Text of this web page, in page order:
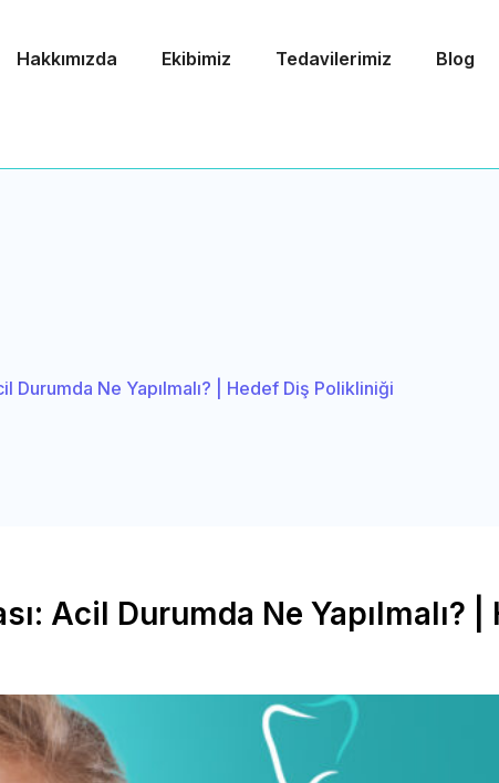
Hakkımızda Ekibimiz Tedavilerimiz Blog
Durumda Ne Yapılmalı? | Hedef Diş Polikliniği
Acil Durumda Ne Yapılmalı?